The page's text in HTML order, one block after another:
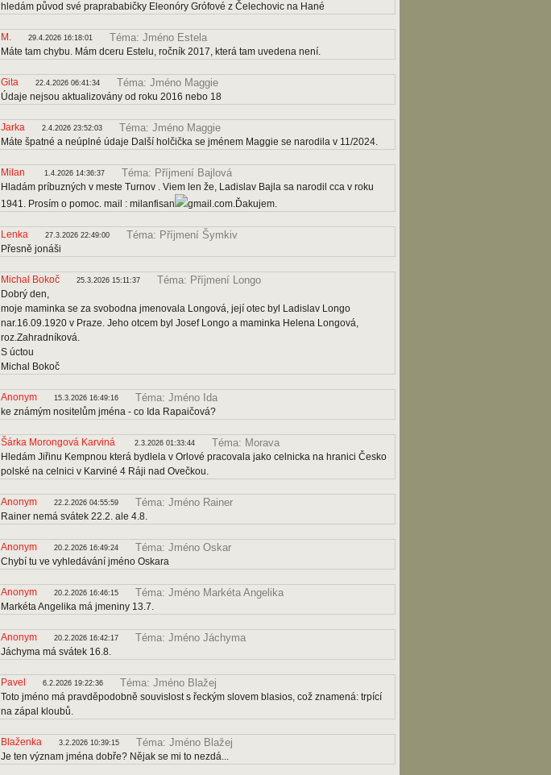
hledám původ své praprababičky Eleonóry Grófové z Čelechovic na Hané
M. 29.4.2026 16:18:01 Téma: Jméno Estela
Máte tam chybu. Mám dceru Estelu, ročník 2017, která tam uvedena není.
Gita 22.4.2026 06:41:34 Téma: Jméno Maggie
Údaje nejsou aktualizovány od roku 2016 nebo 18
Jarka 2.4.2026 23:52:03 Téma: Jméno Maggie
Máte špatné a neúplné údaje Další holčička se jménem Maggie se narodila v 11/2024.
Milan 1.4.2026 14:36:37 Téma: Příjmení Bajlová
Hladám príbuzných v meste Turnov . Viem len že, Ladislav Bajla sa narodil cca v roku
1941. Prosím o pomoc. mail : milanfisan
gmail.com.Ďakujem.
Lenka 27.3.2026 22:49:00 Téma: Příjmení Šymkiv
Přesně jonáši
Michal Bokoč 25.3.2026 15:11:37 Téma: Příjmení Longo
Dobrý den,
moje maminka se za svobodna jmenovala Longová, její otec byl Ladislav Longo
nar.16.09.1920 v Praze. Jeho otcem byl Josef Longo a maminka Helena Longová,
roz.Zahradníková.
S úctou
Michal Bokoč
Anonym 15.3.2026 16:49:16 Téma: Jméno Ida
ke známým nositelům jména - co Ida Rapaičová?
Šárka Morongová Karviná 2.3.2026 01:33:44 Téma: Morava
Hledám Jiřinu Kempnou která bydlela v Orlové pracovala jako celnicka na hranici Česko
polské na celnici v Karviné 4 Ráji nad Ovečkou.
Anonym 22.2.2026 04:55:59 Téma: Jméno Rainer
Rainer nemá svátek 22.2. ale 4.8.
Anonym 20.2.2026 16:49:24 Téma: Jméno Oskar
Chybí tu ve vyhledávání jméno Oskara
Anonym 20.2.2026 16:46:15 Téma: Jméno Markéta Angelika
Markéta Angelika má jmeniny 13.7.
Anonym 20.2.2026 16:42:17 Téma: Jméno Jáchyma
Jáchyma má svátek 16.8.
Pavel 6.2.2026 19:22:36 Téma: Jméno Blažej
Toto jméno má pravděpodobně souvislost s řeckým slovem blasios, což znamená: trpící
na zápal kloubů.
Blaženka 3.2.2026 10:39:15 Téma: Jméno Blažej
Je ten význam jména dobře? Nějak se mi to nezdá...